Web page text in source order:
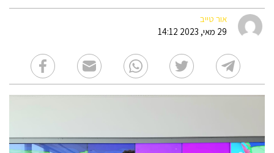
אור טייב
29 מאי, 2023 14:12